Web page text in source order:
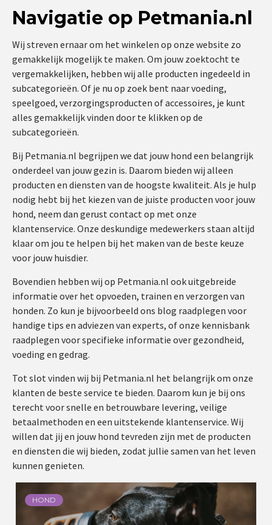
Navigatie op Petmania.nl
Wij streven ernaar om het winkelen op onze website zo
gemakkelijk mogelijk te maken. Om jouw zoektocht te
vergemakkelijken, hebben wij alle producten ingedeeld in
subcategorieën. Of je nu op zoek bent naar voeding,
speelgoed, verzorgingsproducten of accessoires, je kunt
alles gemakkelijk vinden door te klikken op de
subcategorieën.
Bij Petmania.nl begrijpen we dat jouw hond een belangrijk
onderdeel van jouw gezin is. Daarom bieden wij alleen
producten en diensten van de hoogste kwaliteit. Als je hulp
nodig hebt bij het kiezen van de juiste producten voor jouw
hond, neem dan gerust contact op met onze
klantenservice. Onze deskundige medewerkers staan altijd
klaar om jou te helpen bij het maken van de beste keuze
voor jouw huisdier.
Bovendien hebben wij op Petmania.nl ook uitgebreide
informatie over het opvoeden, trainen en verzorgen van
honden. Zo kun je bijvoorbeeld ons blog raadplegen voor
handige tips en adviezen van experts, of onze kennisbank
raadplegen voor specifieke informatie over gezondheid,
voeding en gedrag.
Tot slot vinden wij bij Petmania.nl het belangrijk om onze
klanten de beste service te bieden. Daarom kun je bij ons
terecht voor snelle en betrouwbare levering, veilige
betaalmethoden en een uitstekende klantenservice. Wij
willen dat jij en jouw hond tevreden zijn met de producten
en diensten die wij bieden, zodat jullie samen van het leven
kunnen genieten.
HOND